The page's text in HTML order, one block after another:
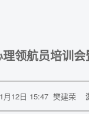
领航员培训会
月12日 15:47 樊建荣